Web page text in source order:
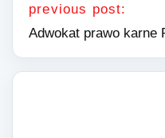
previous post:
Adwokat prawo karne